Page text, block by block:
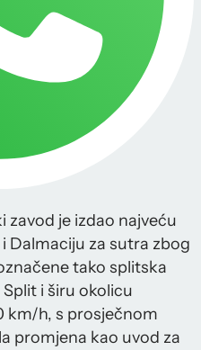
je izdao najveću
Dalmaciju za sutra zbog
tako splitska
i širu okolicu
km/h, s prosječnom
promjena kao uvod za